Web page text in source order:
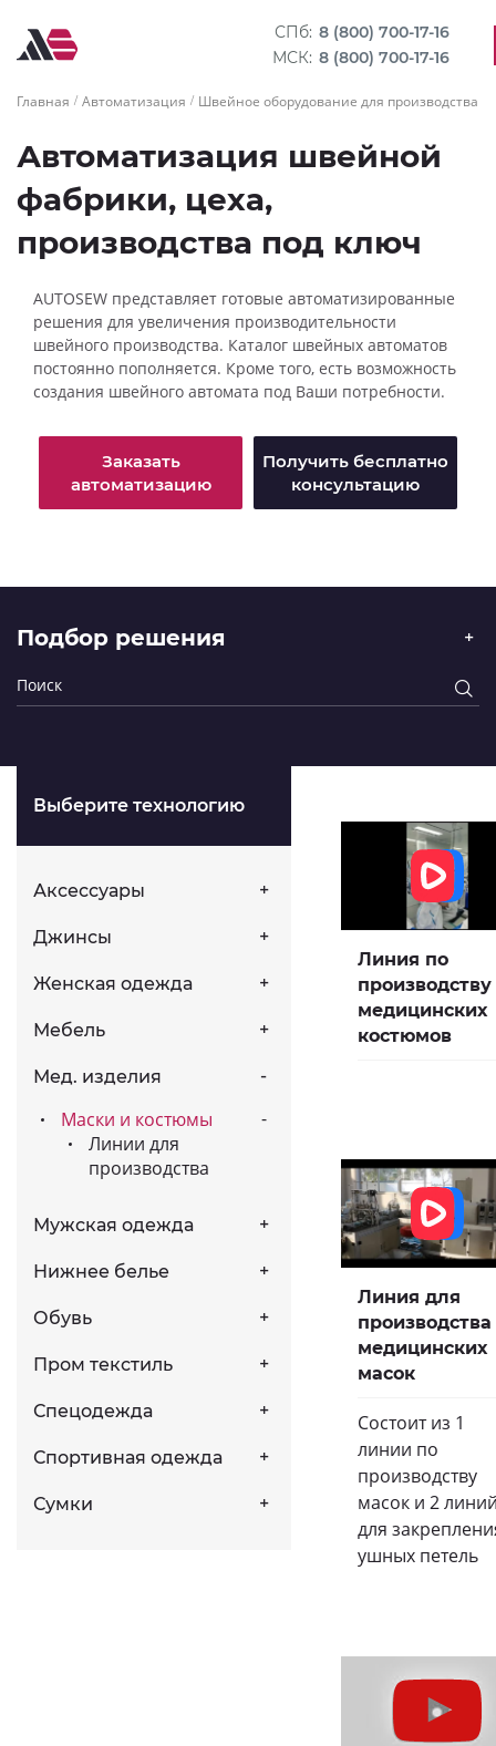
СПб: 8 (800) 700-17-16
МСК: 8 (800) 700-17-16
Главная Автоматизация Швейное оборудование для производства
Автоматизация швейной
фабрики, цеха,
производства под ключ
AUTOSEW представляет готовые автоматизированные
решения для увеличения производительности
швейного производства. Каталог швейных автоматов
постоянно пополняется. Кроме того, есть возможность
создания швейного автомата под Ваши потребности.
Заказать
автоматизацию
Получить бесплатно
консультацию
Подбор решения
Выберите технологию
Аксессуары
Джинсы
Женская одежда
Мебель
Мед. изделия
Маски и костюмы
Линии для
производства
Мужская одежда
Нижнее белье
Обувь
Пром текстиль
Спецодежда
Спортивная одежда
Сумки
Линия по
производству
медицинских
костюмов
Линия для
производства
медицинских
масок
Состоит из 1
линии по
производству
масок и 2
для
ушных петель